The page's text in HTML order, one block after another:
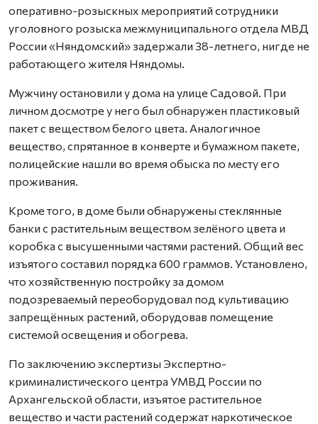
оперативно-розыскных мероприятий сотрудники
уголовного розыска межмуниципального отдела МВД
России «Няндомский» задержали 38-летнего, нигде не
работающего жителя Няндомы.
Мужчину остановили у дома на улице Садовой. При
личном досмотре у него был обнаружен пластиковый
пакет с веществом белого цвета. Аналогичное
вещество, спрятанное в конверте и бумажном пакете,
полицейские нашли во время обыска по месту его
проживания.
Кроме того, в доме были обнаружены стеклянные
банки с растительным веществом зелёного цвета и
коробка с высушенными частями растений. Общий вес
изъятого составил порядка 600 граммов. Установлено,
что хозяйственную постройку за домом
подозреваемый переоборудовал под культивацию
запрещённых растений, оборудовав помещение
системой освещения и обогрева.
По заключению экспертизы Экспертно-
криминалистического центра УМВД России по
Архангельской области, изъятое растительное
вещество и части растений содержат наркотическое